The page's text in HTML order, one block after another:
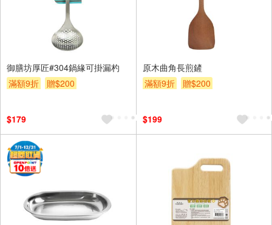
御膳坊厚匠#304鍋緣可掛漏杓
滿額9折
贈$200
$179
原木曲角長煎鏟
滿額9折
贈$200
$199